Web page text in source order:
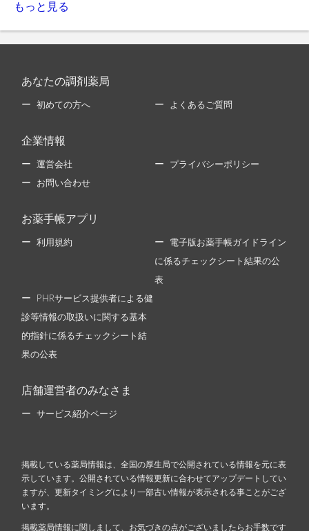
もっと見る
あなたの調剤薬局
初めての方へ よくあるご質問
企業情報
運営会社 プライバシーポリシー
お問い合わせ
お薬手帳アプリ
利用規約 電子版お薬手帳ガイドライン
に係るチェックシート結果の公
表
PHRサービス提供者による健
診等情報の取扱いに関する基本
的指針に係るチェックシート結
果の公表
店舗運営者のみなさま
サービス紹介ページ
掲載している薬局情報は、全国の厚生局で公開されている情報を元に表
示しています。公開されている情報更新に合わせてアップデートしてい
ますが、更新タイミングにより一部古い情報が表示される事ことがござ
います。
掲載薬局情報に関しまして、お気づきの点がございましたらお手数です